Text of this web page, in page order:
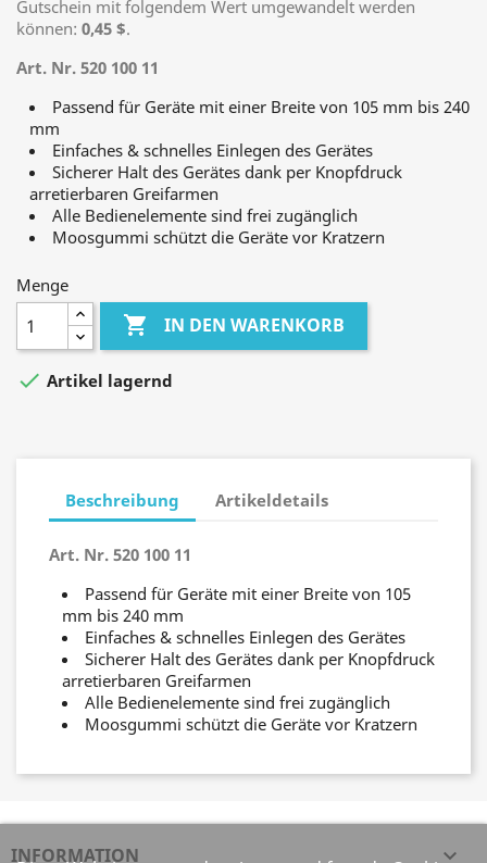
Gutschein mit folgendem Wert umgewandelt werden
können: 0,45 $.
Art. Nr. 520 100 11
Passend für Geräte mit einer Breite von 105 mm bis 240
mm
Einfaches & schnelles Einlegen des Gerätes
Sicherer Halt des Gerätes dank per Knopfdruck
arretierbaren Greifarmen
Alle Bedienelemente sind frei zugänglich
Moosgummi schützt die Geräte vor Kratzern
Menge
 IN DEN WARENKORB
 Artikel lagernd
Beschreibung Artikeldetails
Art. Nr. 520 100 11
Passend für Geräte mit einer Breite von 105
mm bis 240 mm
Einfaches & schnelles Einlegen des Gerätes
Sicherer Halt des Gerätes dank per Knopfdruck
arretierbaren Greifarmen
Alle Bedienelemente sind frei zugänglich
Moosgummi schützt die Geräte vor Kratzern
INFORMATION 